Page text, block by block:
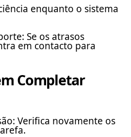
enquanto o sistema
Se os atrasos
em contacto para
Completar
Verifica novamente os